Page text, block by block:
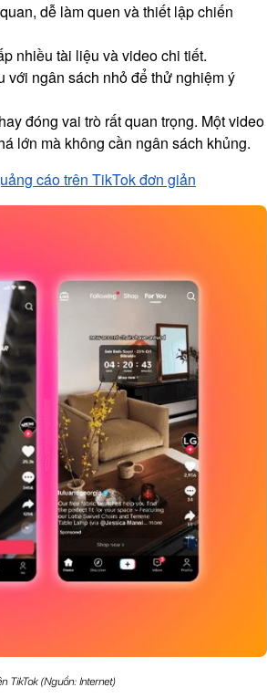
dễ làm quen và thiết lập chiến
nhiều tài liệu và video chi tiết.
với ngân sách nhỏ để thử nghiệm ý
đóng vai trò rất quan trọng. Một video
lớn mà không cần ngân sách khủng.
cáo trên TikTok đơn giản
TikTok (Nguồn: Internet)